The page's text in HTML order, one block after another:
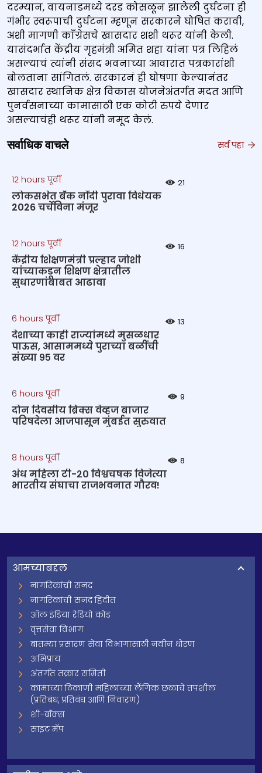
दरम्यान, वायनाडमध्ये दरड कोसळून झालेली दुर्घटना ही
गंभीर स्वरूपाची दुर्घटना म्हणून सरकारने घोषित करावी,
अशी मागणी काँग्रेसचे खासदार शशी थरूर यांनी केली.
यासंदर्भात केंद्रीय गृहमंत्री अमित शहा यांना पत्र लिहिलं
असल्याचं त्यांनी संसद भवनाच्या आवारात पत्रकारांशी
बोलताना सांगितलं. सरकारनं ही घोषणा केल्यानंतर
खासदार स्थानिक क्षेत्र विकास योजनेअंतर्गत मदत आणि
पुनर्वसनाच्या कामासाठी एक कोटी रुपये देणार
असल्याचंही थरूर यांनी नमूद केलं.
सर्वाधिक वाचले सर्व पहा
12 hours पूर्वी 21
लोकसभेत बँक नोंदी पुरावा विधेयक
2026 चर्चेविना मंजूर
12 hours पूर्वी 16
केंद्रीय शिक्षणमंत्री प्रल्हाद जोशी
यांच्याकडून शिक्षण क्षेत्रातील
सुधारणांबाबत आढावा
6 hours पूर्वी 13
देशाच्या काही राज्यांमध्ये मुसळधार
पाऊस, आसाममध्ये पुराच्या बळींची
संख्या ९५ वर
6 hours पूर्वी 9
दोन दिवसीय ब्रिक्स वेव्हज बाजार
परिषदेला आजपासून मुंबईत सुरुवात
8 hours पूर्वी 8
अंध महिला टी-२० विश्वचषक विजेत्या
भारतीय संघाचा राजभवनात गौरव!
आमच्याबद्दल
नागरिकांची सनद
नागरिकांची सनद हिंदीत
ऑल इंडिया रेडियो कोड
वृत्तसेवा विभाग
बातम्या प्रसारण सेवा विभागासाठी नवीन धोरण
अभिप्राय
अंतर्गत तक्रार समिती
कामाच्या ठिकाणी महिलांच्या लैंगिक छळाचे तपशील
(प्रतिबंध, प्रतिबंध आणि निवारण)
शी-बॉक्स
साइट मॅप